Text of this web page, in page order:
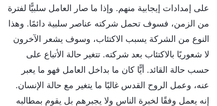
على إمدادات إيجابية منهم. وإذا ما صار العامل سلبيًّا لفترة
من الزمن، فسوف تحمل شركته عناصر سلبية دائمًا. وهذا
النوع من الشركة يسبب الاكتئاب، وسوف يشعر الآخرون
لا شعوريًا بالاكتئاب بعد شركته. تتغير حالة الأتباع على
حسب حالة القائد. أيًّا كان ما بداخل العامل فهو ما يعبر
عنه، وعمل الروح القدس غالبًا ما يتغير مع حالة الإنسان.
إنه يعمل وفقًا لخبرة الناس ولا يجبرهم بل يقوم بمطالبه